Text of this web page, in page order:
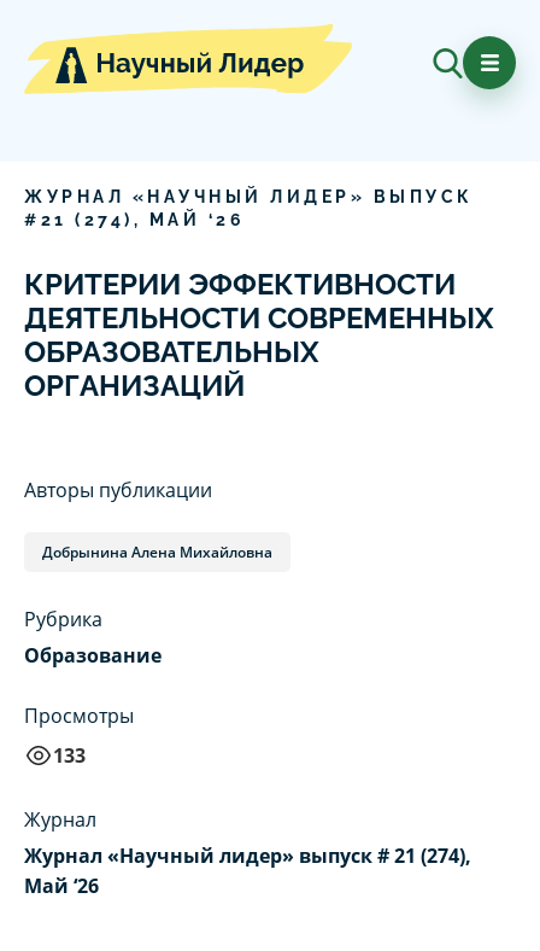
ЖУРНАЛ «НАУЧНЫЙ ЛИДЕР» ВЫПУСК
# 21 ( 274), МАЙ ‘26
КРИТЕРИИ ЭФФЕКТИВНОСТИ
ДЕЯТЕЛЬНОСТИ СОВРЕМЕННЫХ
ОБРАЗОВАТЕЛЬНЫХ
ОРГАНИЗАЦИЙ
Авторы публикации
Добрынина Алена Михайловна
Рубрика
Образование
Просмотры
133
Журнал
Журнал «Научный лидер» выпуск # 21 (274),
Май ‘26